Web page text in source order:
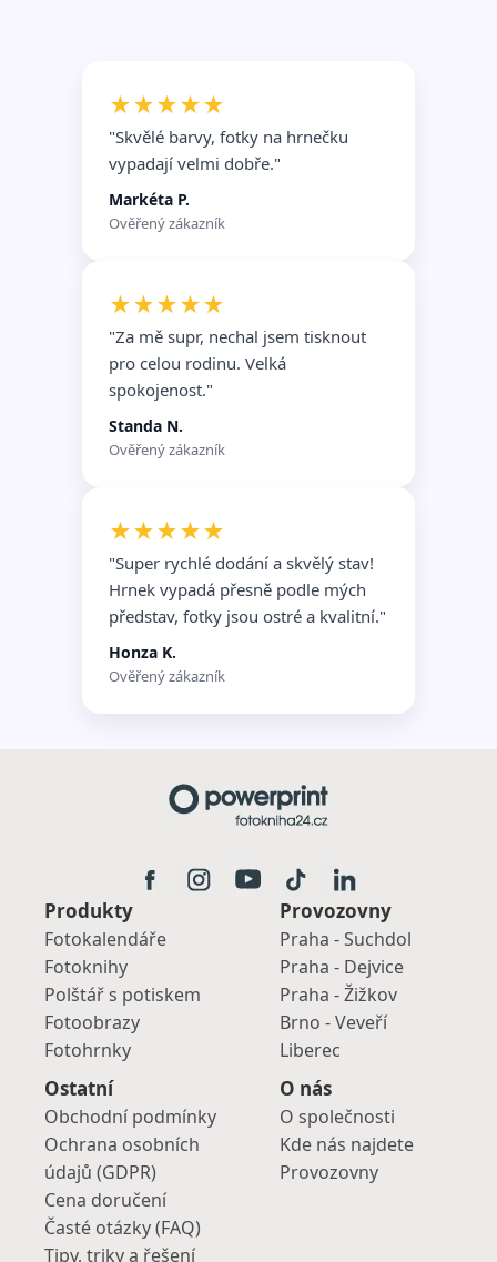
★★★★★
"Skvělé barvy, fotky na hrnečku
vypadají velmi dobře."
Markéta P.
Ověřený zákazník
★★★★★
"Za mě supr, nechal jsem tisknout
pro celou rodinu. Velká
spokojenost."
Standa N.
Ověřený zákazník
★★★★★
"Super rychlé dodání a skvělý stav!
Hrnek vypadá přesně podle mých
představ, fotky jsou ostré a kvalitní."
Honza K.
Ověřený zákazník
Produkty
Fotokalendáře
Fotoknihy
Polštář s potiskem
Fotoobrazy
Fotohrnky
Provozovny
Praha - Suchdol
Praha - Dejvice
Praha - Žižkov
Brno - Veveří
Liberec
Ostatní
Obchodní podmínky
Ochrana osobních
údajů (GDPR)
Cena doručení
Časté otázky (FAQ)
Tipy, triky a řešení
O nás
O společnosti
Kde nás najdete
Provozovny